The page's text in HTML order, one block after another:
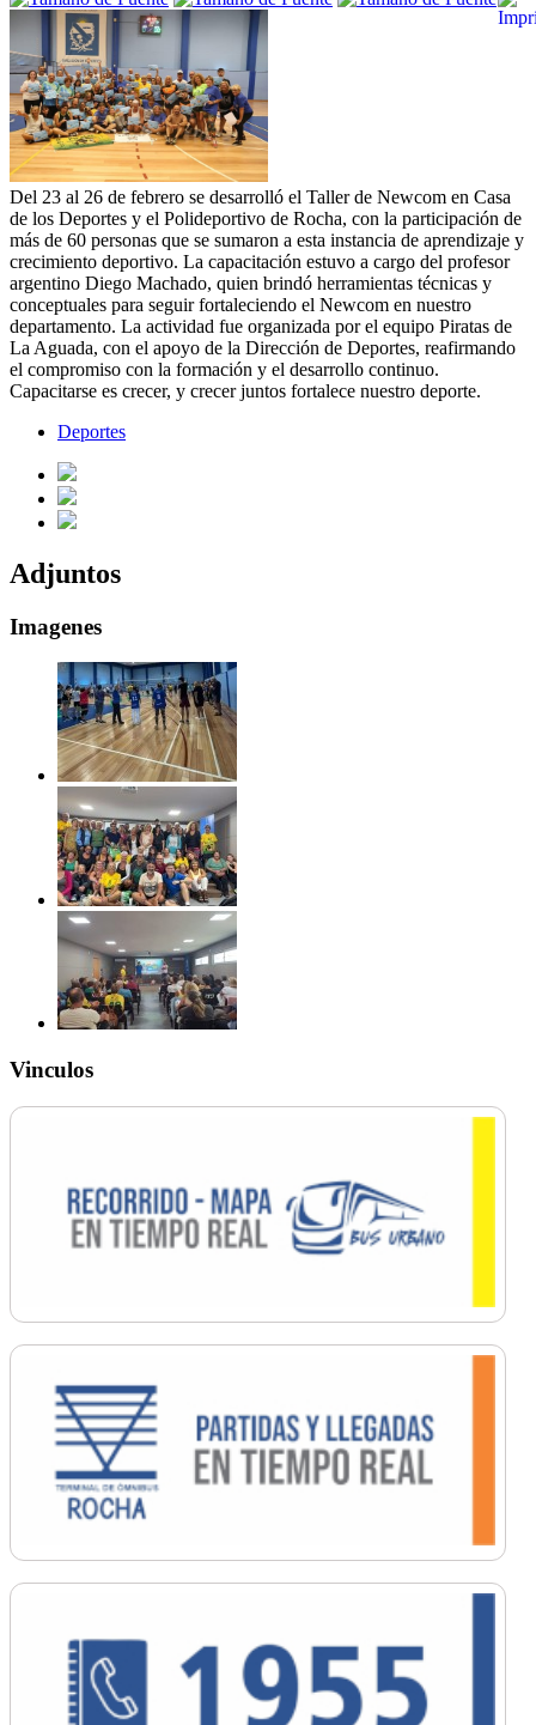
Del 23 al 26 de febrero se desarrolló el Taller de Newcom en Casa
de los Deportes y el Polideportivo de Rocha, con la participación de
más de 60 personas que se sumaron a esta instancia de aprendizaje y
crecimiento deportivo. La capacitación estuvo a cargo del profesor
argentino Diego Machado, quien brindó herramientas técnicas y
conceptuales para seguir fortaleciendo el Newcom en nuestro
departamento. La actividad fue organizada por el equipo Piratas de
La Aguada, con el apoyo de la Dirección de Deportes, reafirmando
el compromiso con la formación y el desarrollo continuo.
Capacitarse es crecer, y crecer juntos fortalece nuestro deporte.
Deportes
Adjuntos
Imagenes
Vinculos